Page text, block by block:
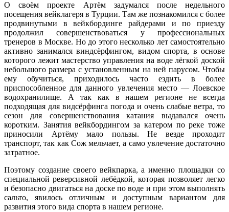
О своём проекте Артём задумался после недельного
посещения вейклагеря в Турции. Там же познакомился с более
продвинутыми в вейкбординге райдерами и по приезду
продолжил совершенствоваться у профессиональных
тренеров в Москве. Но до этого несколько лет самостоятельно
активно занимался виндсёрфингом, видом спорта, в основе
которого лежит мастерство управления на воде лёгкой доской
небольшого размера с установленным на ней парусом. Чтобы
ему обучиться, приходилось часто ездить в более
приспособленное для данного увлечения место — Лоевское
водохранилище. А так как в нашем регионе не всегда
подходящая для видсёрфинга погода и очень слабые ветра, то
сезон для совершенствования катания выдавался очень
коротким. Занятия вейкбордингом за катером по реке тоже
приносили Артёму мало пользы. Не везде проходит
транспорт, так как Сож мельчает, а само увлечение достаточно
затратное.
Поэтому создание своего вейкпарка, а именно площадки со
специальной реверсивной лебёдкой, которая позволяет легко
и безопасно двигаться на доске по воде и при этом выполнять
сальто, явилось отличным и доступным вариантом для
развития этого вида спорта в нашем регионе.